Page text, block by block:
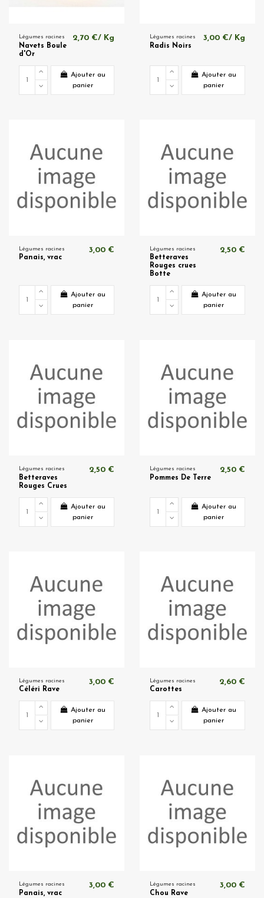
Légumes racines
Navets Boule
d'Or
2,70 €/ Kg
Ajouter au
panier
Légumes racines
Radis Noirs
3,00 €/ Kg
Ajouter au
panier
Légumes racines
Panais, vrac
3,00 €
Ajouter au
panier
Légumes racines
Betteraves
Rouges crues
Botte
2,50 €
Ajouter au
panier
Légumes racines
Betteraves
Rouges Crues
2,50 €
Ajouter au
panier
Légumes racines
Pommes De Terre
2,50 €
Ajouter au
panier
Légumes racines
Céléri Rave
3,00 €
Ajouter au
panier
Légumes racines
Carottes
2,60 €
Ajouter au
panier
Légumes racines
Panais, vrac
3,00 € Légumes racines
Chou Rave
3,00 €